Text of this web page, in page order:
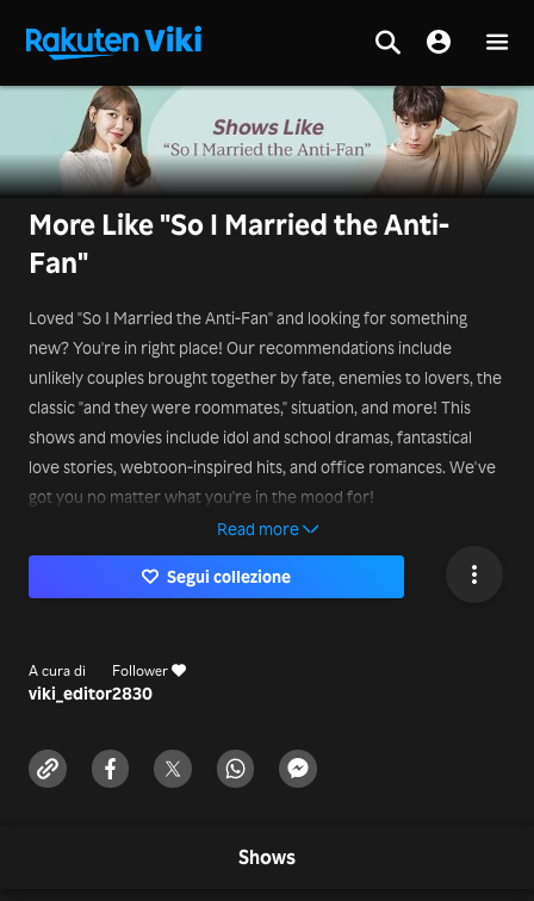
More Like "So I Married the Anti-
Fan"
Loved "So I Married the Anti-Fan" and looking for something
new? You're in right place! Our recommendations include
unlikely couples brought together by fate, enemies to lovers, the
classic "and they were roommates," situation, and more! This
shows and movies include idol and school dramas, fantastical
love stories, webtoon-inspired hits, and office romances. We've
got you no matter what you're in the mood for!
Read more
Segui collezione
A cura di
viki_editor
Follower
2830
Shows